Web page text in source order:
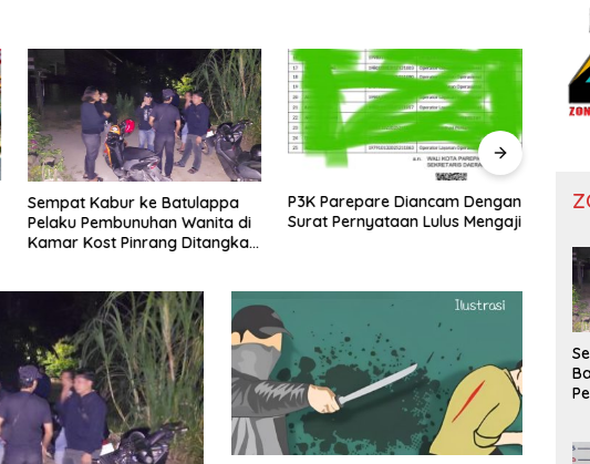
Sempat Kabur ke Batulappa
Pelaku Pembunuhan Wanita di
Kamar Kost Pinrang Ditangkap
P3K Parepare Diancam Dengan
Surat Pernyataan Lulus Mengaji